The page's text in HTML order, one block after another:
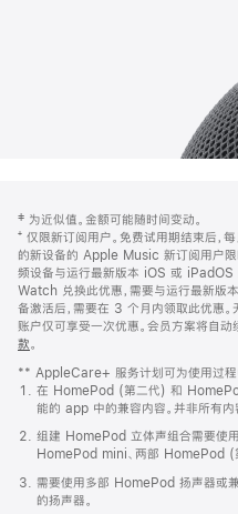
页
页
脚
注
‡ 为近似值。金额可能随时间变动。
⁺ 仅限新订阅用户。免费试用期结束后，
的新设备的 Apple Music 新订阅用户限
频设备与运行最新版本 iOS 或
Watch 兑换此优惠，需要与运行最新版
备激活后，需要在 3 个月内领取此优惠
账户仅可享受一次优惠。会员方案将自动
款。
窗
口
中
打
开)
** AppleCare+ 服务计划可为使用过程
在 HomePod (第二代) 和
能的 app 中的兼容内容。并非所有内
组建 HomePod 立体声组合需要使
HomePod mini、两部 HomePod (
需要使用多部 HomePod 扬声器或
的扬声器。